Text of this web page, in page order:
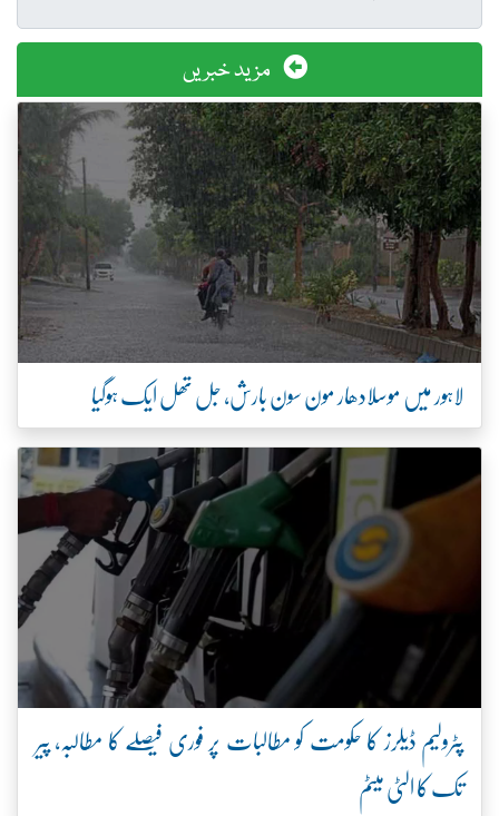
مزید خبریں
لاہور میں موسلادھار مون سون بارش، جل تھل ایک ہوگیا
پٹرولیم ڈیلرز کا حکومت کو مطالبات پر فوری فیصلے کا مطالبہ، پیر
تک کا الٹی میٹم